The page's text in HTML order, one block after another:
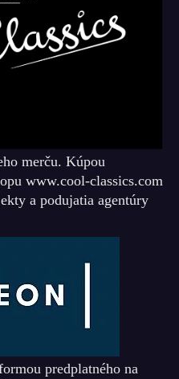
merču. Kúpou
www.cool-classics.com
a podujatia agentúry
predplatného na